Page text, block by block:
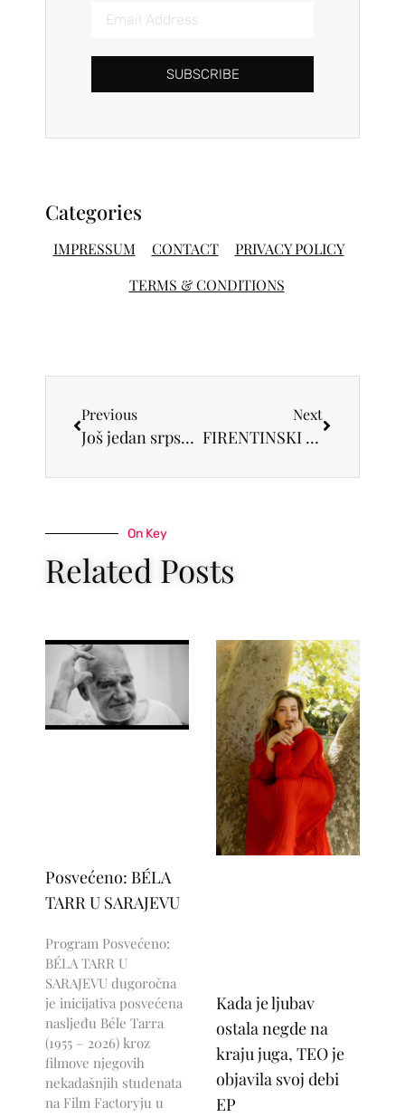
SUBSCRIBE
Categories
IMPRESSUM CONTACT
PRIVACY POLICY
TERMS & CONDITIONS
Previous
Još jedan srpski film u Kanu
Next
FIRENTINSKI MAJSTORI RUČNOG RADA STIŽU U BEOGRAD: Salon of Excellence – Firenca u Beogradu
On Key
Related Posts
Posvećeno: BÉLA
TARR U SARAJEVU
Program Posvećeno:
BÉLA TARR U
SARAJEVU dugoročna
je inicijativa posvećena
nasljeđu Béle Tarra
(1955 – 2026) kroz
filmove njegovih
nekadašnjih studenata
na Film Factoryju u
Kada je ljubav
ostala negde na
kraju juga, TEO je
objavila svoj debi
EP